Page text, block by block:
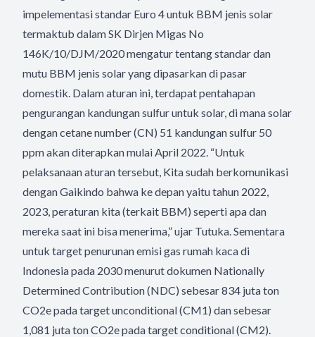
impelementasi standar Euro 4 untuk BBM jenis solar
termaktub dalam SK Dirjen Migas No
146K/10/DJM/2020 mengatur tentang standar dan
mutu BBM jenis solar yang dipasarkan di pasar
domestik. Dalam aturan ini, terdapat pentahapan
pengurangan kandungan sulfur untuk solar, di mana solar
dengan cetane number (CN) 51 kandungan sulfur 50
ppm akan diterapkan mulai April 2022. “Untuk
pelaksanaan aturan tersebut, Kita sudah berkomunikasi
dengan Gaikindo bahwa ke depan yaitu tahun 2022,
2023, peraturan kita (terkait BBM) seperti apa dan
mereka saat ini bisa menerima,” ujar Tutuka. Sementara
untuk target penurunan emisi gas rumah kaca di
Indonesia pada 2030 menurut dokumen Nationally
Determined Contribution (NDC) sebesar 834 juta ton
CO2e pada target unconditional (CM1) dan sebesar
1,081 juta ton CO2e pada target conditional (CM2).